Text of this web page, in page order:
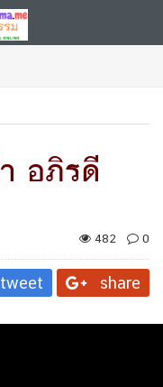
อภิรดี
482
0
tweet share